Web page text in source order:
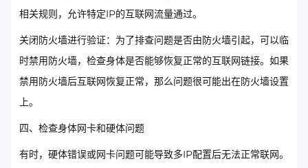
相关规则，允许特定IP的互联网流量通过。
关闭防火墙进行验证：为了排查问题是否由防火墙引起，可以临
时禁用防火墙，检查身体是否能够恢复正常的互联网链接。如果
禁用防火墙后互联网恢复正常，那么问题很可能出在防火墙设置
上。
四、检查身体网卡和硬体问题
有时，硬体错误或网卡问题可能导致多IP配置后无法正常联网。